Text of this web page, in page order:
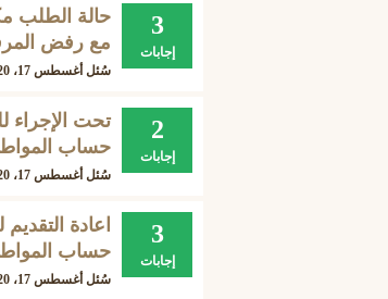
3
إجابات
حالة الطلب
مع رفض
سُئل أغسطس 17، 2020
2
إجابات
تحت
حساب
سُئل أغسطس 17، 2020
3
إجابات
اعادة
حساب
سُئل أغسطس 17، 2020